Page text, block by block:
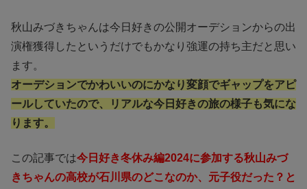
秋山みづきちゃんは今日好きの公開オーデションからの出
演権獲得したというだけでもかなり強運の持ち主だと思い
ます。
オーデションでかわいいのにかなり変顔でギャップをアピ
ールしていたので、リアルな今日好きの旅の様子も気にな
ります。
この記事では今日好き冬休み編2024に参加する秋山みづ
きちゃんの高校が石川県のどこなのか、元子役だった？と